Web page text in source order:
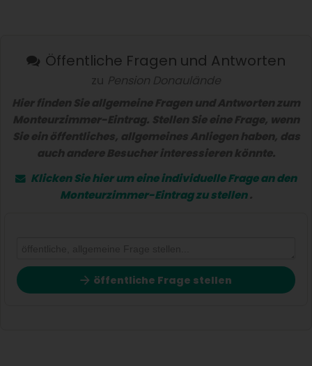
Öffentliche Fragen und Antworten
zu Pension Donaulände
Hier finden Sie allgemeine Fragen und Antworten zum
Monteurzimmer-Eintrag. Stellen Sie eine Frage, wenn
Sie ein öffentliches, allgemeines Anliegen haben, das
auch andere Besucher interessieren könnte.
Klicken Sie hier um eineindividuelle Fragean den
Monteurzimmer-Eintrag zu stellen.
öffentliche Frage stellen